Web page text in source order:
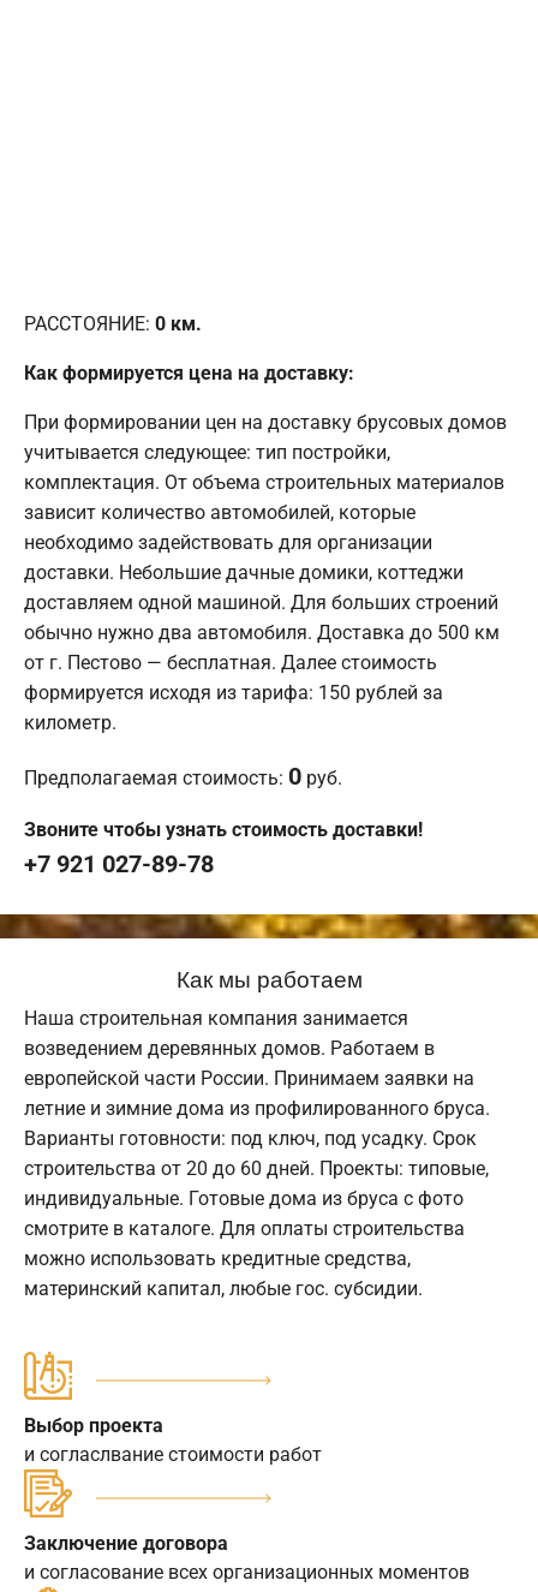
РАССТОЯНИЕ: 0 км.
Как формируется цена на доставку:
При формировании цен на доставку брусовых домов
учитывается следующее: тип постройки,
комплектация. От объема строительных материалов
зависит количество автомобилей, которые
необходимо задействовать для организации
доставки. Небольшие дачные домики, коттеджи
доставляем одной машиной. Для больших строений
обычно нужно два автомобиля. Доставка до 500 км
от г. Пестово — бесплатная. Далее стоимость
формируется исходя из тарифа: 150 рублей за
километр.
Предполагаемая стоимость: 0 руб.
Звоните чтобы узнать стоимость доставки!
+7 921 027-89-78
Как мы работаем
Наша строительная компания занимается
возведением деревянных домов. Работаем в
европейской части России. Принимаем заявки на
летние и зимние дома из профилированного бруса.
Варианты готовности: под ключ, под усадку. Срок
строительства от 20 до 60 дней. Проекты: типовые,
индивидуальные. Готовые дома из бруса с фото
смотрите в каталоге. Для оплаты строительства
можно использовать кредитные средства,
материнский капитал, любые гос. субсидии.
Выбор проекта
и согласлвание стоимости работ
Заключение договора
и согласование всех организационных моментов